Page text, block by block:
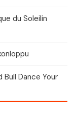
du Soleilin
Dance Your